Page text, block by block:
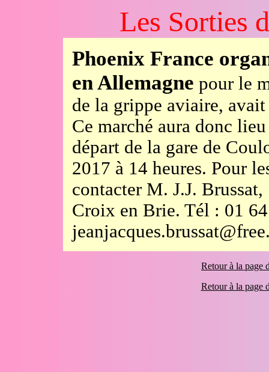
Les Sorties
Phoenix France
en Allemagne pour le
de la grippe aviaire,
Ce marché aura donc
départ de la gare de
2017 à 14 heures. Pour
contacter M. J.J.
Croix en Brie. Tél : 01
Retour à la page
Retour à la page